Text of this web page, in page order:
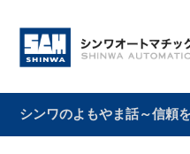
シンワのよもやま話～信頼